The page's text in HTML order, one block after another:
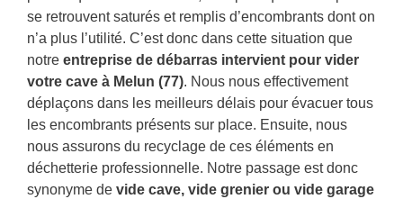
se retrouvent saturés et remplis d’encombrants dont on
n’a plus l’utilité. C’est donc dans cette situation que
notre entreprise de débarras intervient pour vider
votre cave à Melun (77). Nous nous effectivement
déplaçons dans les meilleurs délais pour évacuer tous
les encombrants présents sur place. Ensuite, nous
nous assurons du recyclage de ces éléments en
déchetterie professionnelle. Notre passage est donc
synonyme de vide cave, vide grenier ou vide garage